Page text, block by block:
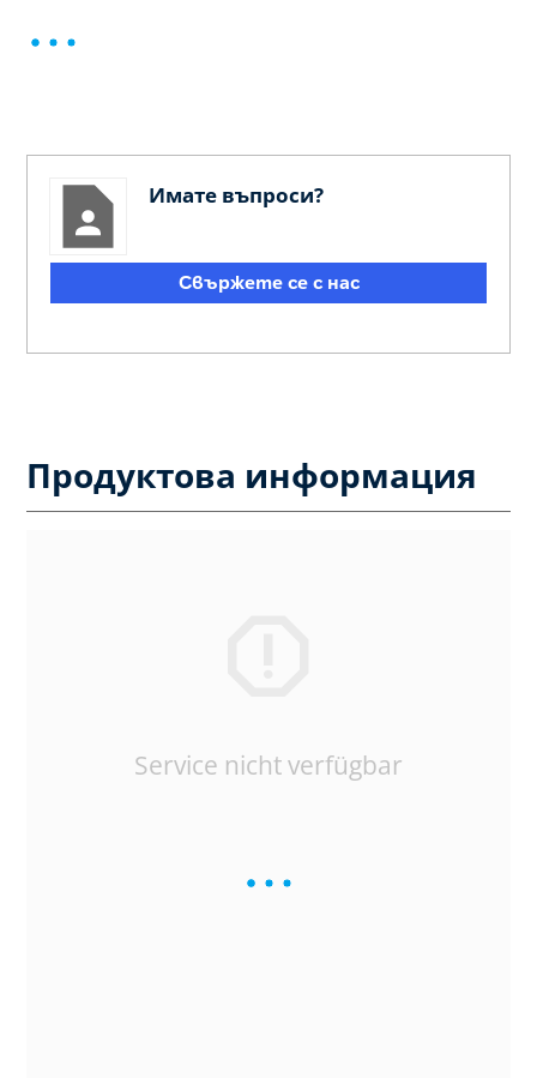
Имате въпроси?
Свържете се с нас
Продуктова информация
Service nicht verfügbar